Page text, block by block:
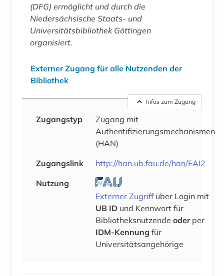
(DFG) ermöglicht und durch die
Niedersächsische Staats- und
Universitätsbibliothek Göttingen
organisiert.
Externer Zugang für alle Nutzenden der
Bibliothek
Infos zum Zugang
Zugangstyp
Zugang mit
Authentifizierungsmechanismen
(HAN)
Zugangslink
http://han.ub.fau.de/han/EAI2
Nutzung
Externer Zugriffüber Login mit
UB ID und Kennwort für
Bibliotheksnutzende oderper
IDM-Kennung für
Universitätsangehörige